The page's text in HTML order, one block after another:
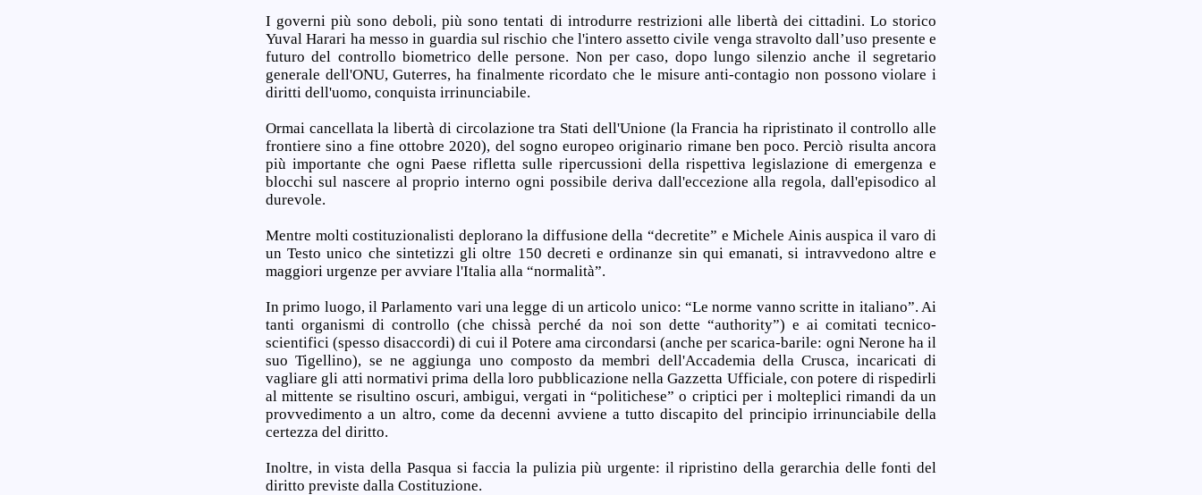
I governi più sono deboli, più sono tentati di introdurre restrizioni alle libertà dei cittadini. Lo storico
Yuval Harari ha messo in guardia sul rischio che l'intero assetto civile venga stravolto dall’uso presente e
futuro del controllo biometrico delle persone. Non per caso, dopo lungo silenzio anche il segretario
generale dell'ONU, Guterres, ha finalmente ricordato che le misure anti-contagio non possono violare i
diritti dell'uomo, conquista irrinunciabile.
Ormai cancellata la libertà di circolazione tra Stati dell'Unione (la Francia ha ripristinato il controllo alle
frontiere sino a fine ottobre 2020), del sogno europeo originario rimane ben poco. Perciò risulta ancora
più importante che ogni Paese rifletta sulle ripercussioni della rispettiva legislazione di emergenza e
blocchi sul nascere al proprio interno ogni possibile deriva dall'eccezione alla regola, dall'episodico al
durevole.
Mentre molti costituzionalisti deplorano la diffusione della “decretite” e Michele Ainis auspica il varo di
un Testo unico che sintetizzi gli oltre 150 decreti e ordinanze sin qui emanati, si intravvedono altre e
maggiori urgenze per avviare l'Italia alla “normalità”.
In primo luogo, il Parlamento vari una legge di un articolo unico: “Le norme vanno scritte in italiano”. Ai
tanti organismi di controllo (che chissà perché da noi son dette “authority”) e ai comitati tecnico-
scientifici (spesso disaccordi) di cui il Potere ama circondarsi (anche per scarica-barile: ogni Nerone ha il
suo Tigellino), se ne aggiunga uno composto da membri dell'Accademia della Crusca, incaricati di
vagliare gli atti normativi prima della loro pubblicazione nella Gazzetta Ufficiale, con potere di rispedirli
al mittente se risultino oscuri, ambigui, vergati in “politichese” o criptici per i molteplici rimandi da un
provvedimento a un altro, come da decenni avviene a tutto discapito del principio irrinunciabile della
certezza del diritto.
Inoltre, in vista della Pasqua si faccia la pulizia più urgente: il ripristino della gerarchia delle fonti del
diritto previste dalla Costituzione.